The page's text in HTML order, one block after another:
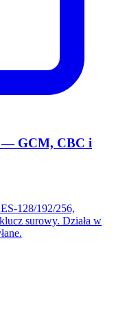
— GCM, CBC i
128/192/256,
surowy. Działa w